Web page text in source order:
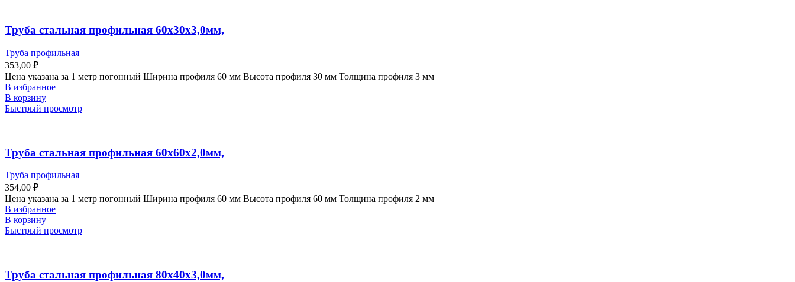
Труба стальная профильная 60х30х3,0мм,
Труба профильная
353,00 ₽
Цена указана за 1 метр погонный Ширина профиля 60 мм Высота профиля 30 мм Толщина профиля 3 мм
В избранное
В корзину
Быстрый просмотр
Труба стальная профильная 60х60х2,0мм,
Труба профильная
354,00 ₽
Цена указана за 1 метр погонный Ширина профиля 60 мм Высота профиля 60 мм Толщина профиля 2 мм
В избранное
В корзину
Быстрый просмотр
Труба стальная профильная 80х40х3,0мм,